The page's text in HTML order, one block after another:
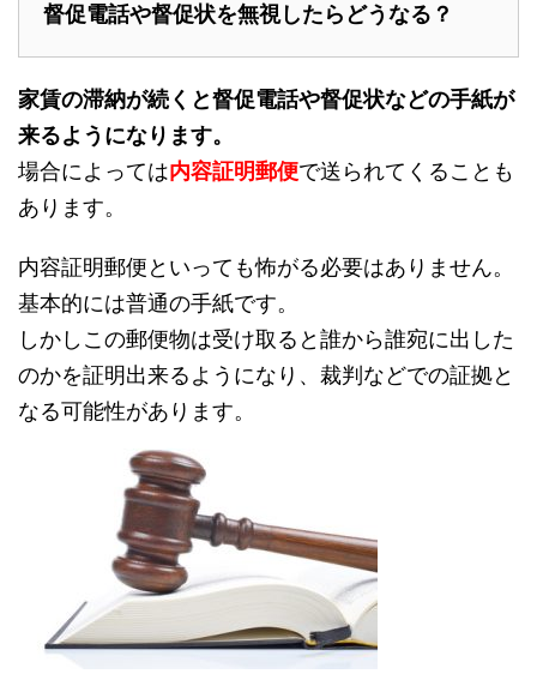
督促電話や督促状を無視したらどうなる？
家賃の滞納が続くと督促電話や督促状などの手紙が
来るようになります。
場合によっては内容証明郵便で送られてくることも
あります。
内容証明郵便といっても怖がる必要はありません。
基本的には普通の手紙です。
しかしこの郵便物は受け取ると誰から誰宛に出した
のかを証明出来るようになり、裁判などでの証拠と
なる可能性があります。